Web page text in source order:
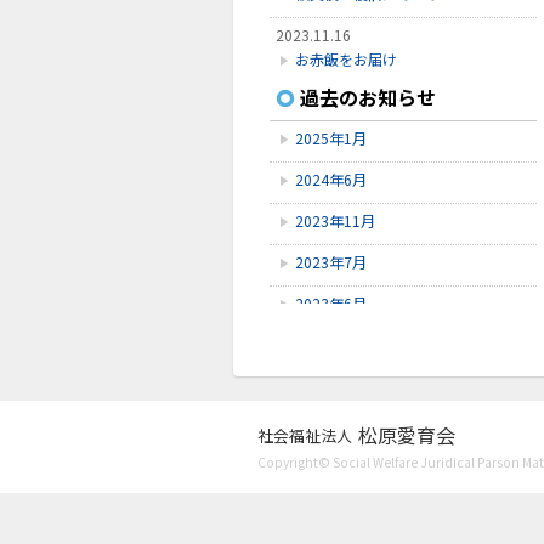
2023.11.16
お赤飯をお届け
2023.11.8
Instagram開設
2023.7.27
口腔ケア講習会
過去のお知らせ
2025年1月
2024年6月
2023年11月
2023年7月
2023年6月
2023年3月
2023年1月
社会福祉法人 松原愛育会
Copyright© Social Welfare Juridical Parson